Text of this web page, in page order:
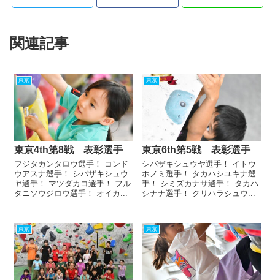
関連記事
東京
東京4th第8戦 表彰選手
フジタカンタロウ選手！ コンド
ウアスナ選手！ シバザキシュウ
ヤ選手！ マツダカコ選手！ フル
タニソウジロウ選手！ オイカ...
東京
東京6th第5戦 表彰選手
シバザキシュウヤ選手！ イトウ
ホノミ選手！ タカハシユキナ選
手！ シミズカナサ選手！ タカハ
シナナ選手！ クリハラシュウ...
東京 東京